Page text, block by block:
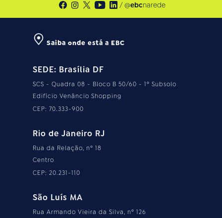
/ @ebcnarede
Saiba onde está a EBC
SEDE: Brasília DF
SCS - Quadra 08 - Bloco B 50/60 - 1º Subsolo
Edifício Venâncio Shopping
CEP: 70.333-900
Rio de Janeiro RJ
Rua da Relação, nº 18
Centro
CEP: 20.231-110
São Luís MA
Rua Armando Vieira da Silva, nº 126